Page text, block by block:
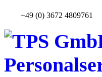
+49 (0) 3672 4809761